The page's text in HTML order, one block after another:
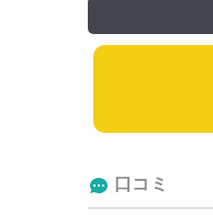
口コミ